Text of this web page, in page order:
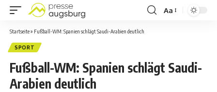
Aa
Startseite» Fußball-WM: Spanien schlägt Saudi-Arabien deutlich
SPORT
Fußball-WM: Spanien schlägt Saudi-
Arabien deutlich